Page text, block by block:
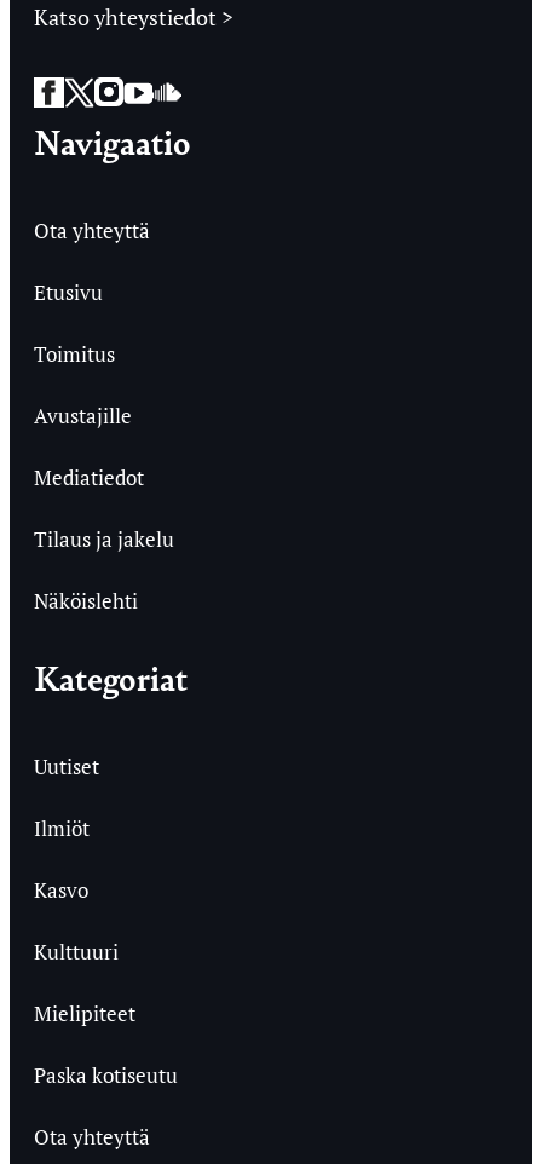
Katso yhteystiedot >
Facebook
Twitter
Instagram
YouTube
SoundCloud
Navigaatio
Ota yhteyttä
Etusivu
Toimitus
Avustajille
Mediatiedot
Tilaus ja jakelu
Näköislehti
Kategoriat
Uutiset
Ilmiöt
Kasvo
Kulttuuri
Mielipiteet
Paska kotiseutu
Ota yhteyttä